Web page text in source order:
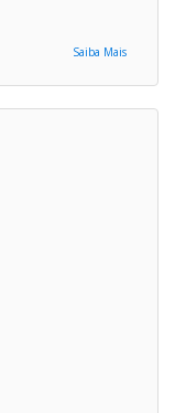
Saiba Mais